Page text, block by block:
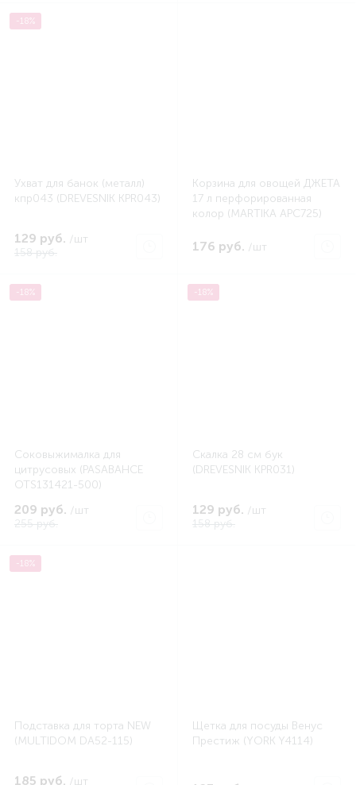
-18%
Ухват для банок (металл)
кпр043 (DREVESNIK KPR043)
129 руб. /шт
158 руб.
Корзина для овощей ДЖЕТА
17 л перфорированная
колор (MARTIKA APC725)
176 руб. /шт
-18%
Соковыжималка для
цитрусовых (PASABAHCE
OTS131421-500)
209 руб. /шт
255 руб.
-18%
Скалка 28 см бук
(DREVESNIK KPR031)
129 руб. /шт
158 руб.
-18%
Подставка для торта NEW
(MULTIDOM DA52-115)
185 руб. /шт
Щетка для посуды Венус
Престиж (YORK Y4114)